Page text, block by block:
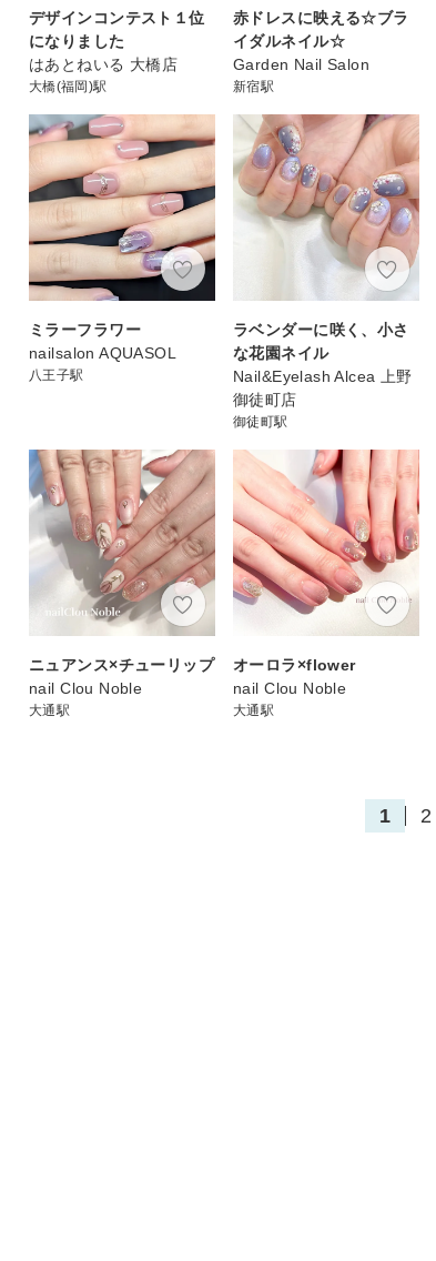
デザインコンテスト１位
になりました
はあとねいる 大橋店
大橋(福岡)駅
赤ドレスに映える☆ブラ
イダルネイル☆
Garden Nail Salon
新宿駅
ミラーフラワー
nailsalon AQUASOL
八王子駅
ラベンダーに咲く、小さ
な花園ネイル
Nail&Eyelash Alcea 上野
御徒町店
御徒町駅
ニュアンス×チューリップ
nail Clou Noble
大通駅
オーロラ×flower
nail Clou Noble
大通駅
1 2